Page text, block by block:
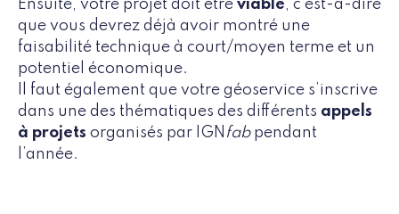
Ensuite, votre projet doit être viable, c’est-à-dire
que vous devrez déjà avoir montré une
faisabilité technique à court/moyen terme et un
potentiel économique.
Il faut également que votre géoservice s’inscrive
dans une des thématiques des différents appels
à projets organisés par IGN fab pendant
l’année.